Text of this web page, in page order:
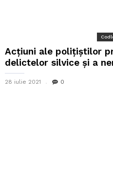
Acțiuni ale polițiștilor
delictelor silvice și a
28 iulie 2021 0